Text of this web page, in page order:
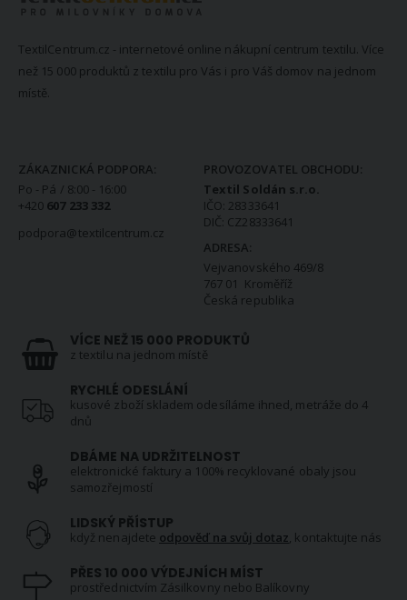
TextilCentrum.cz - internetové online nákupní centrum textilu. Více
než 15 000 produktů z textilu pro Vás i pro Váš domov na jednom
místě.
ZÁKAZNICKÁ PODPORA:
Po - Pá / 8:00 - 16:00
+420 607 233 332
podpora@textilcentrum.cz
PROVOZOVATEL OBCHODU:
Textil Soldán s.r.o.
IČO: 28333641
DIČ: CZ28333641
ADRESA:
Vejvanovského 469/8
767 01 Kroměříž
Česká republika
VÍCE NEŽ 15 000 PRODUKTŮ
z textilu na jednom místě
RYCHLÉ ODESLÁNÍ
kusové zboží skladem odesíláme ihned, metráže do 4
dnů
DBÁME NA UDRŽITELNOST
elektronické faktury a 100% recyklované obaly jsou
samozřejmostí
LIDSKÝ PŘÍSTUP
když nenajdete odpověď na svůj dotaz, kontaktujte nás
PŘES 10 000 VÝDEJNÍCH MÍST
prostřednictvím Zásilkovny nebo Balíkovny